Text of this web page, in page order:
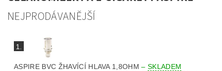
NEJPRODÁVANĚJŠÍ
1.
ASPIRE BVC ŽHAVÍCÍ HLAVA 1,8OHM–SKLADEM